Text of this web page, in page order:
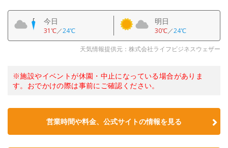
今日
31℃／24℃
明日
30℃／24℃
天気情報提供元：株式会社ライフビジネスウェザー
※施設やイベントが休園・中止になっている場合がありま
す。おでかけの際は事前にご確認ください。
営業時間や料金、公式サイトの情報を見る